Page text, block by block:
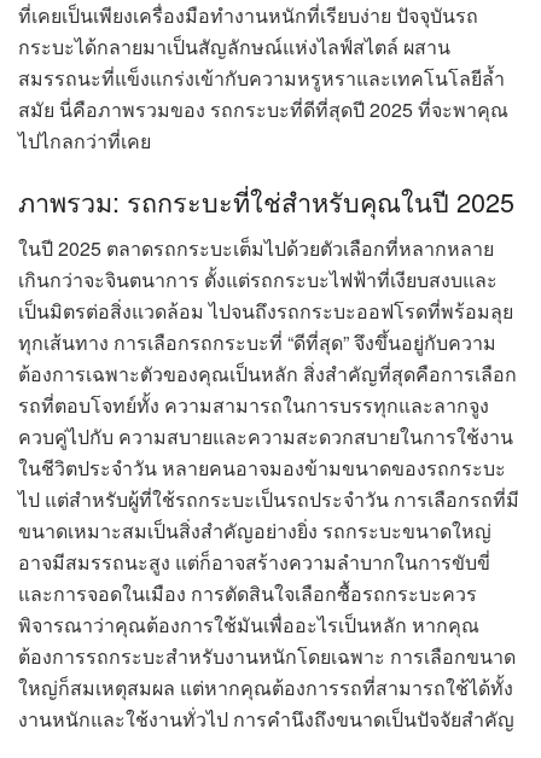
ที่เคยเป็นเพียงเครื่องมือทำงานหนักที่เรียบง่าย ปัจจุบันรถ
กระบะได้กลายมาเป็นสัญลักษณ์แห่งไลฟ์สไตล์ ผสาน
สมรรถนะที่แข็งแกร่งเข้ากับความหรูหราและเทคโนโลยีล้ำ
สมัย นี่คือภาพรวมของ รถกระบะที่ดีที่สุดปี 2025 ที่จะพาคุณ
ไปไกลกว่าที่เคย
ภาพรวม: รถกระบะที่ใช่สำหรับคุณในปี 2025
ในปี 2025 ตลาดรถกระบะเต็มไปด้วยตัวเลือกที่หลากหลาย
เกินกว่าจะจินตนาการ ตั้งแต่รถกระบะไฟฟ้าที่เงียบสงบและ
เป็นมิตรต่อสิ่งแวดล้อม ไปจนถึงรถกระบะออฟโรดที่พร้อมลุย
ทุกเส้นทาง การเลือกรถกระบะที่ “ดีที่สุด” จึงขึ้นอยู่กับความ
ต้องการเฉพาะตัวของคุณเป็นหลัก สิ่งสำคัญที่สุดคือการเลือก
รถที่ตอบโจทย์ทั้ง ความสามารถในการบรรทุกและลากจูง
ควบคู่ไปกับ ความสบายและความสะดวกสบายในการใช้งาน
ในชีวิตประจำวัน หลายคนอาจมองข้ามขนาดของรถกระบะ
ไป แต่สำหรับผู้ที่ใช้รถกระบะเป็นรถประจำวัน การเลือกรถที่มี
ขนาดเหมาะสมเป็นสิ่งสำคัญอย่างยิ่ง รถกระบะขนาดใหญ่
อาจมีสมรรถนะสูง แต่ก็อาจสร้างความลำบากในการขับขี่
และการจอดในเมือง การตัดสินใจเลือกซื้อรถกระบะควร
พิจารณาว่าคุณต้องการใช้มันเพื่ออะไรเป็นหลัก หากคุณ
ต้องการรถกระบะสำหรับงานหนักโดยเฉพาะ การเลือกขนาด
ใหญ่ก็สมเหตุสมผล แต่หากคุณต้องการรถที่สามารถใช้ได้ทั้ง
งานหนักและใช้งานทั่วไป การคำนึงถึงขนาดเป็นปัจจัยสำคัญ